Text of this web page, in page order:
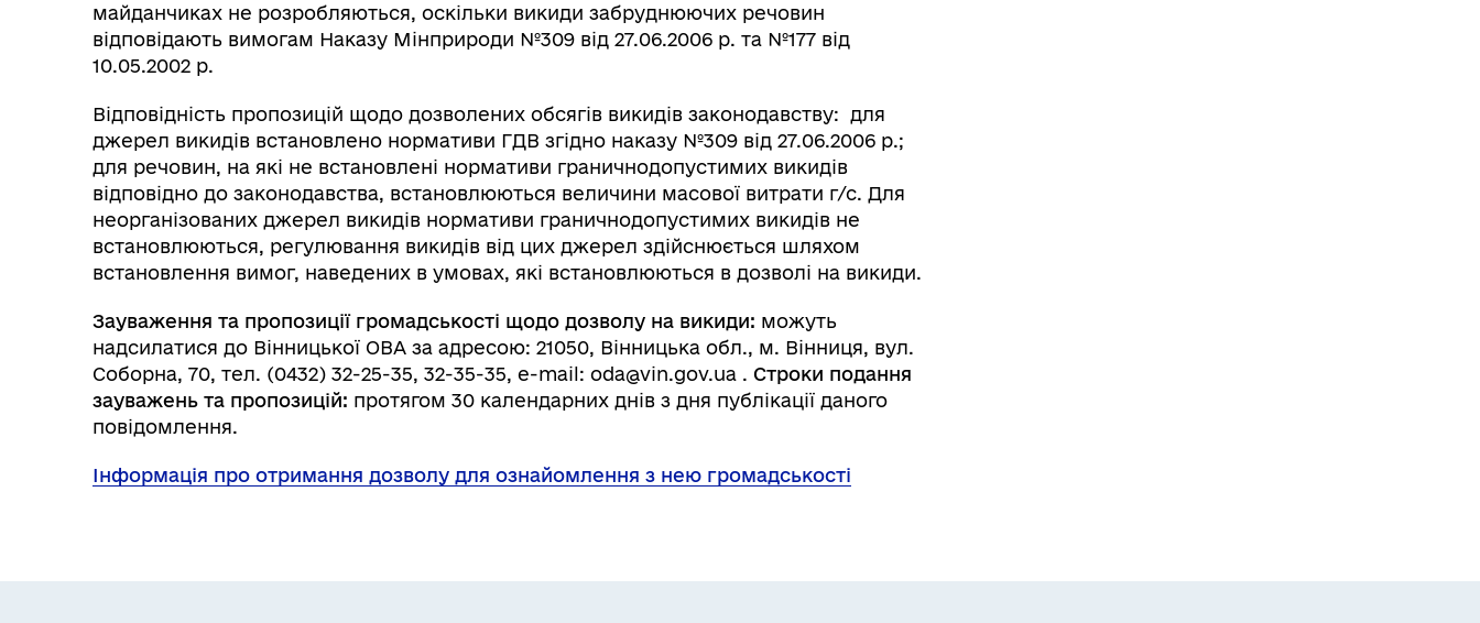
майданчиках не розробляються, оскільки викиди забруднюючих речовин
відповідають вимогам Наказу Мінприроди №309 від 27.06.2006 р. та №177 від
10.05.2002 р.
Відповідність пропозицій щодо дозволених обсягів викидів законодавству: для
джерел викидів встановлено нормативи ГДВ згідно наказу №309 від 27.06.2006 р.;
для речовин, на які не встановлені нормативи граничнодопустимих викидів
відповідно до законодавства, встановлюються величини масової витрати г/с. Для
неорганізованих джерел викидів нормативи граничнодопустимих викидів не
встановлюються, регулювання викидів від цих джерел здійснюється шляхом
встановлення вимог, наведених в умовах, які встановлюються в дозволі на викиди.
Зауваження та пропозиції громадськості щодо дозволу на викиди: можуть
надсилатися до Вінницької ОВА за адресою: 21050, Вінницька обл., м. Вінниця, вул.
Соборна, 70, тел. (0432) 32-25-35, 32-35-35, e-mail: oda@vin.gov.ua . Строки подання
зауважень та пропозицій: протягом 30 календарних днів з дня публікації даного
повідомлення.
Інформація про отримання дозволу для ознайомлення з нею громадськості